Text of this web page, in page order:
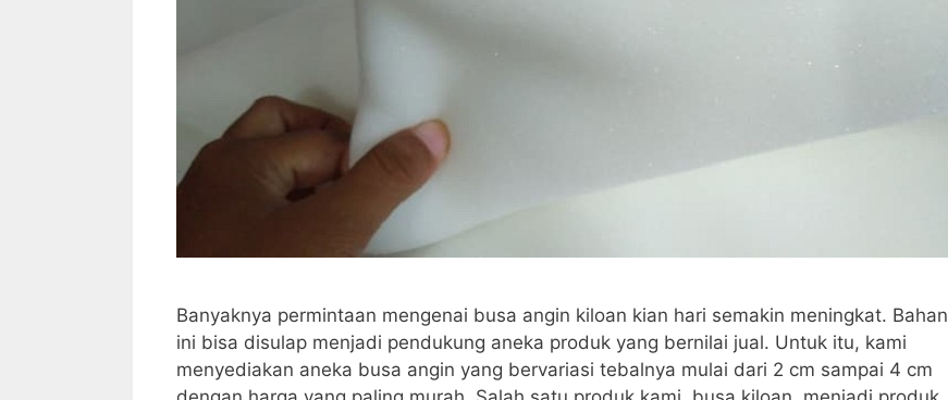
Banyaknya permintaan mengenai busa angin kiloan kian hari semakin meningkat. Bahan
ini bisa disulap menjadi pendukung aneka produk yang bernilai jual. Untuk itu, kami
menyediakan aneka busa angin yang bervariasi tebalnya mulai dari 2 cm sampai 4 cm